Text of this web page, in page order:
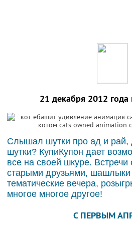
21 декабря 2012 года
Слышал шутки про ад и рай,
шутки? КупиКупон дает
все на своей шкуре. Встречи
старыми друзьями, шашлыки
тематические вечера,
многое многое другое!
C ПЕРВЫМ